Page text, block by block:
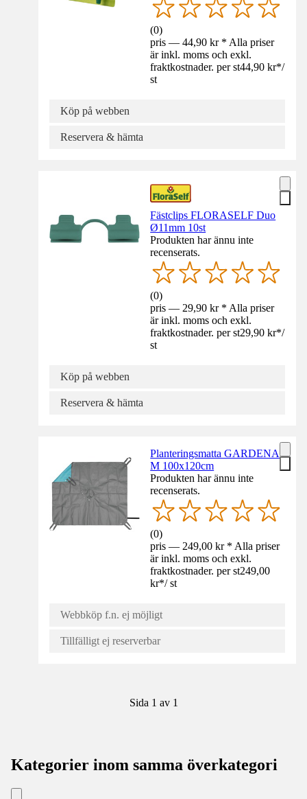
(0)
pris — 44,90 kr * Alla priser
är inkl. moms och exkl.
fraktkostnader. per st44,90 kr*/
st
Köp på webben
Reservera & hämta
Fästclips FLORASELF Duo
Ø11mm 10st
Produkten har ännu inte
recenserats.
(0)
pris — 29,90 kr * Alla priser
är inkl. moms och exkl.
fraktkostnader. per st29,90 kr*/
st
Köp på webben
Reservera & hämta
Planteringsmatta GARDENA
M 100x120cm
Produkten har ännu inte
recenserats.
(0)
pris — 249,00 kr * Alla priser
är inkl. moms och exkl.
fraktkostnader. per st249,00
kr*/ st
Webbköp f.n. ej möjligt
Tillfälligt ej reserverbar
Sida 1 av 1
Kategorier inom samma överkategori